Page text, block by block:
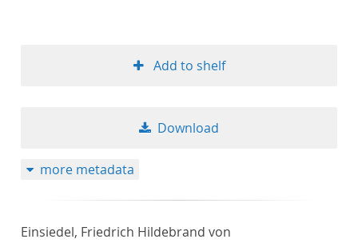
Add to shelf
Download
more metadata
Einsiedel, Friedrich Hildebrand von